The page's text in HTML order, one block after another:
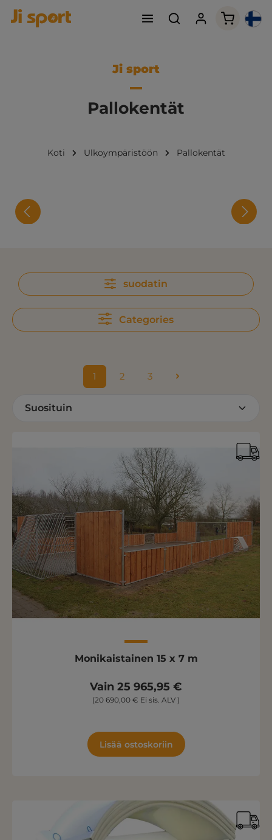
Ji sport
Pallokentät
Koti Ulkoympäristöön Pallokentät
suodatin
Categories
Sivu
1 Sivu
2 Sivu
3
Monikaistainen 15 x 7 m
Vain 25 965,95 €
(20 690,00 € Ei sis. ALV )
Lisää ostoskoriin